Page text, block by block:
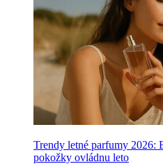
Trendy letné parfumy 2026:
pokožky ovládnu leto